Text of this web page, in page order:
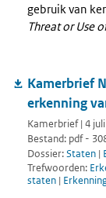
gebruik van
Threat or Use
Kamerbrief
erkenning
Kamerbrief | 4
Bestand: pdf -
Dossier:Staten |
Trefwoorden:
staten |